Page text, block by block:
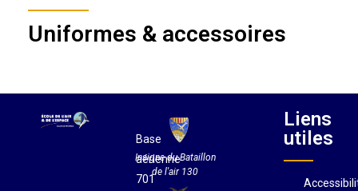
Uniformes & accessoires
Base
aérienne
701
Insigne du Bataillon
de l'air 130
Liens
utiles